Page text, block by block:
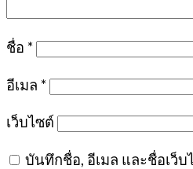
ชื่อ *
อีเมล *
เว็บไซต์
บันทึกชื่อ, อีเมล และชื่อเว็